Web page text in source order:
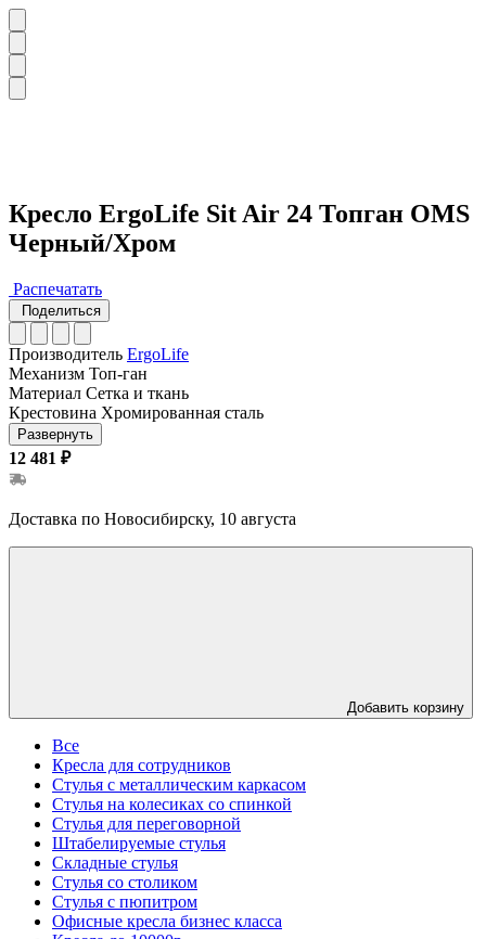
Кресло ErgoLife Sit Air 24 Топган OMS
Черный/Хром
Распечатать
Поделиться
Производитель ErgoLife
Механизм Топ-ган
Материал Сетка и ткань
Крестовина Хромированная сталь
Развернуть
12 481 ₽
Доставка по Новосибирску, 10 августа
Добавить корзину
Все
Кресла для сотрудников
Стулья с металлическим каркасом
Стулья на колесиках со спинкой
Стулья для переговорной
Штабелируемые стулья
Складные стулья
Стулья со столиком
Стулья с пюпитром
Офисные кресла бизнес класса